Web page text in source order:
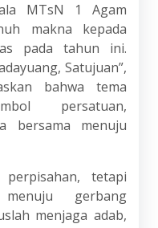
MTsN 1 Agam
makna kepada
pada tahun ini.
Satujuan”,
bahwa tema
persatuan,
bersama menuju
tetapi
gerbang
menjaga adab,